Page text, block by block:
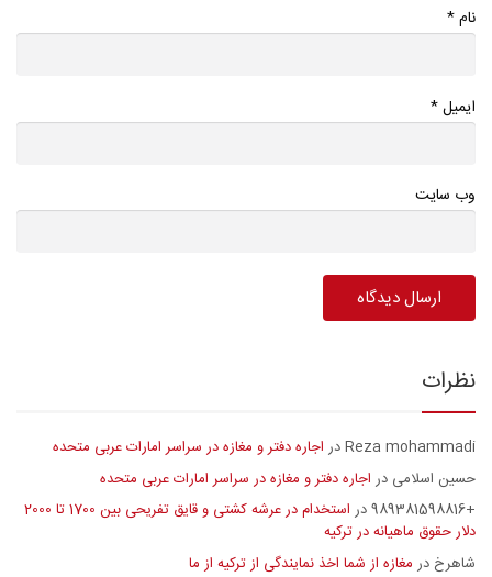
نام*
ایمیل*
وب سایت
نظرات
Reza mohammadiدر اجاره دفتر و مغازه در سراسر امارات عربی متحده
حسین اسلامی در اجاره دفتر و مغازه در سراسر امارات عربی متحده
+989381598816
در
استخدام در عرشه کشتی و قایق تفریحی بین 1700 تا 2000
دلار حقوق ماهیانه در ترکیه
شاهرخ در مغازه از شما اخذ نمایندگی از ترکیه از ما